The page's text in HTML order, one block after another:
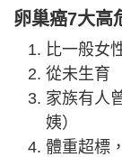
卵巢癌7大高
比一般女
從未生育
家族有人
姨）
體重超標